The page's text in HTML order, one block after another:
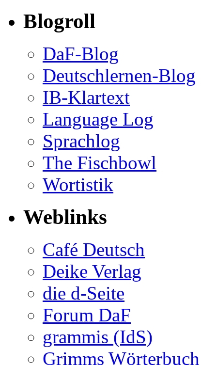
Blogroll
DaF-Blog
Deutschlernen-Blog
IB-Klartext
Language Log
Sprachlog
The Fischbowl
Wortistik
Weblinks
Café Deutsch
Deike Verlag
die d-Seite
Forum DaF
grammis (IdS)
Grimms Wörterbuch